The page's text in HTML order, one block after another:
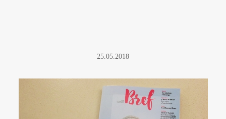
25.05.2018